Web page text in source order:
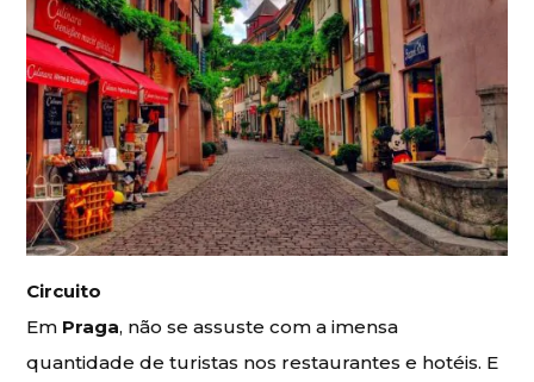
Circuito
Em Praga, não se assuste com a imensa
quantidade de turistas nos restaurantes e hotéis. E